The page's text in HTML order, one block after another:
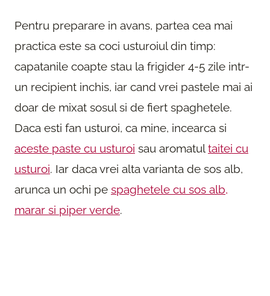
Pentru preparare in avans, partea cea mai
practica este sa coci usturoiul din timp:
capatanile coapte stau la frigider 4-5 zile intr-
un recipient inchis, iar cand vrei pastele mai ai
doar de mixat sosul si de fiert spaghetele.
Daca esti fan usturoi, ca mine, incearca si
aceste paste cu usturoi sau aromatultaitei cu
usturoi. Iar daca vrei alta varianta de sos alb,
arunca un ochi pe spaghetele cu sos alb,
marar si piper verde.